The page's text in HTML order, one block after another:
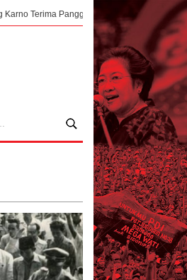
Mendadak ke Dalat Vietnam